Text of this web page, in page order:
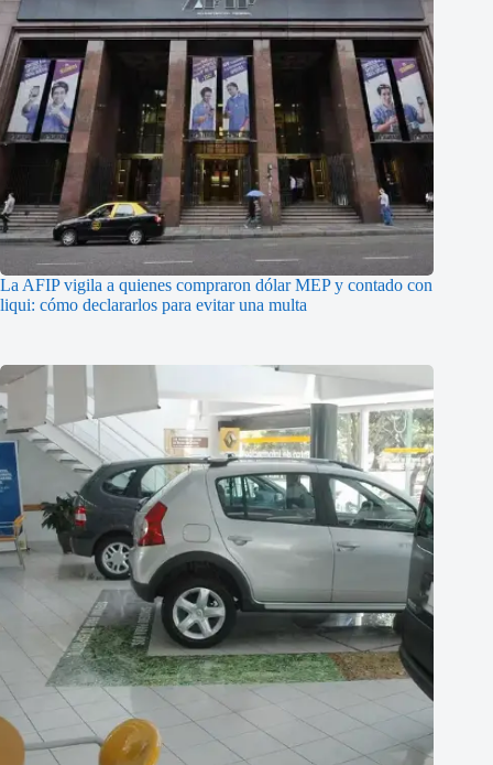
La AFIP vigila a quienes compraron dólar MEP y contado con
liqui: cómo declararlos para evitar una multa